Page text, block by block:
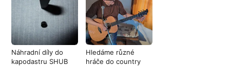
Náhradní díly do
kapodastru SHUB
Hledáme různé
hráče do country